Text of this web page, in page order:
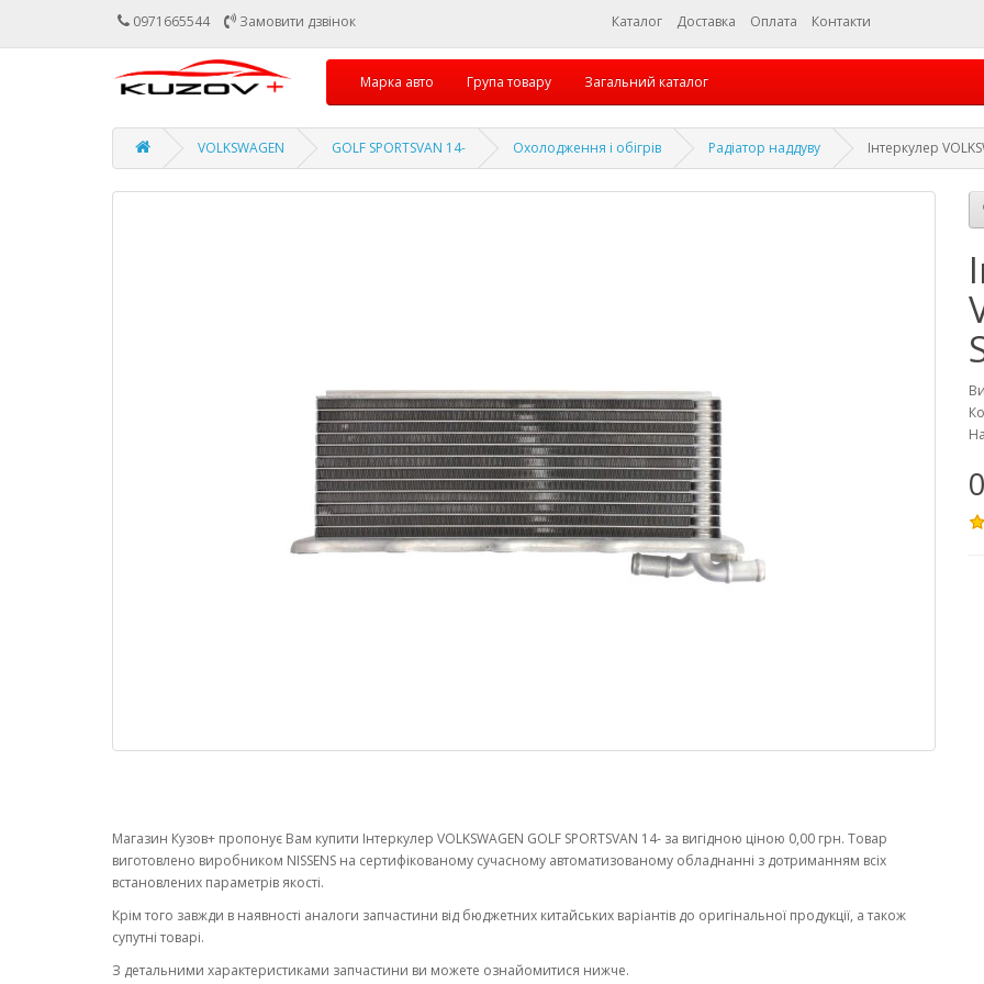
0971665544 Замовити дзвінок Каталог Доставка Оплата Контакти
Марка авто Група товару Загальний каталог
VOLKSWAGEN GOLF SPORTSVAN 14- Охолодження і обігрів Радіатор наддуву Інтеркулер
Магазин Кузов+ пропонує Вам купити Інтеркулер VOLKSWAGEN GOLF SPORTSVAN 14- за вигідною ціною 0,00 грн. Товар
виготовлено виробником NISSENS на сертифікованому сучасному автоматизованому обладнанні з дотриманням всіх
встановлених параметрів якості.
Крім того завжди в наявності аналоги запчастини від бюджетних китайських варіантів до оригінальної продукції, а також
супутні товарі.
З детальними характеристиками запчастини ви можете ознайомитися нижче.